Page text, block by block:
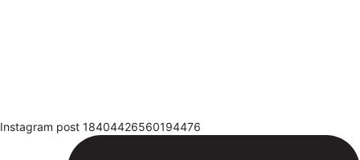
Instagram post 18404426560194476